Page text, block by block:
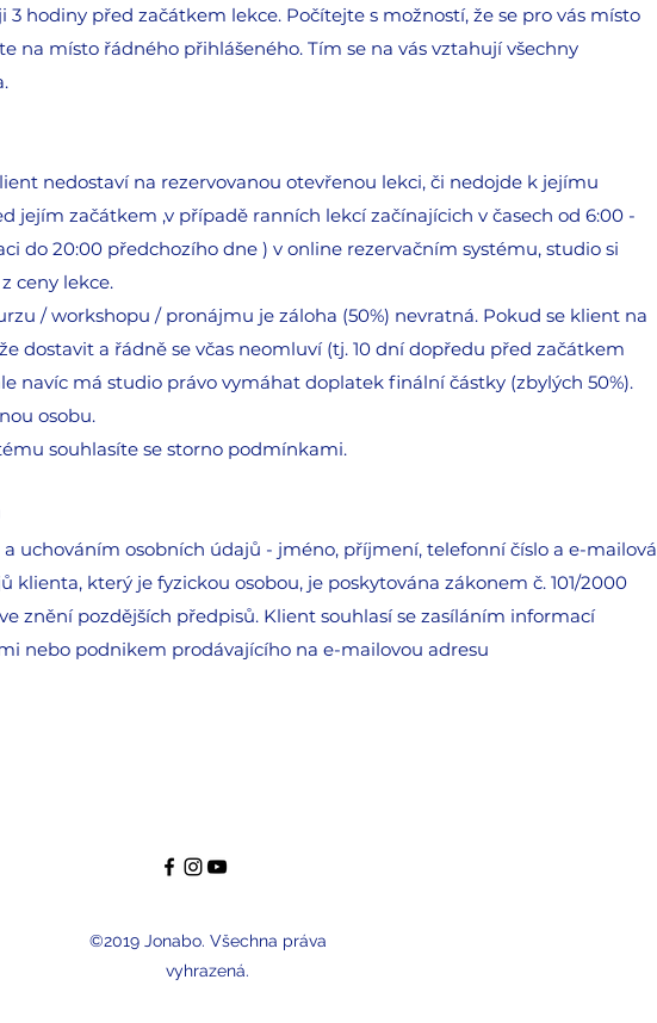
3 hodiny před začátkem lekce. Počítejte s možností, že se pro vás místo
na místo řádného přihlášeného. Tím se na vás vztahují všechny
nedostaví na rezervovanou otevřenou lekci, či nedojde k jejímu
jejím začátkem ,v případě ranních lekcí začínajícich v časech od 6:00 -
do 20:00 předchozího dne ) v online rezervačním systému, studio si
ceny lekce.
/ workshopu / pronájmu je záloha (50%) nevratná. Pokud se klient na
dostavit a řádně se včas neomluví (tj. 10 dní dopředu před začátkem
navíc má studio právo vymáhat doplatek finální částky (zbylých 50%).
osobu.
souhlasíte se storno podmínkami.
uchováním osobních údajů - jméno, příjmení, telefonní číslo a e-mailová
klienta, který je fyzickou osobou, je poskytována zákonem č. 101/2000
znění pozdějších předpisů. Klient souhlasí se zasíláním informací
nebo podnikem prodávajícího na e-mailovou adresu
©2019 Jonabo. Všechna práva
vyhrazená.